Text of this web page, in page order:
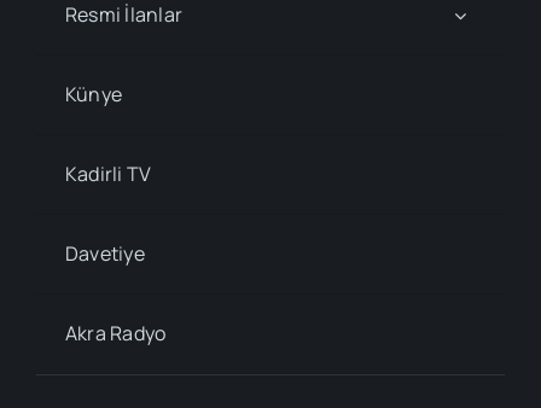
Resmi İlanlar
Künye
Kadirli TV
Davetiye
Akra Radyo